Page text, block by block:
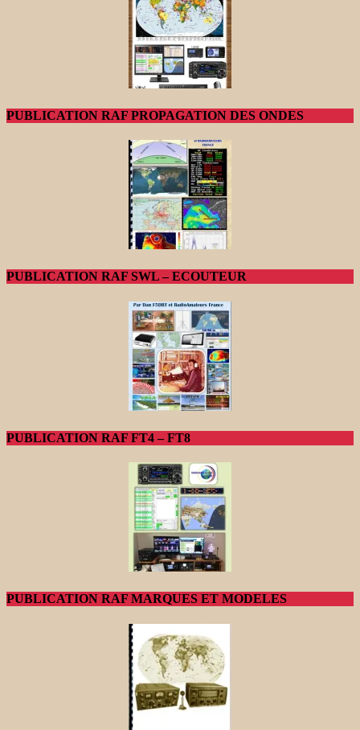
PUBLICATION RAF PROPAGATION DES ONDES
PUBLICATION RAF SWL – ECOUTEUR
PUBLICATION RAF FT4 – FT8
PUBLICATION RAF MARQUES ET MODELES